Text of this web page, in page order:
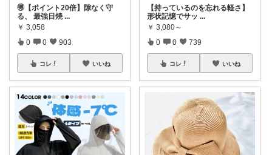
🉐【ポイント20倍】隙なく守
る、 最強日焼 ...
￥ 3,058
0 0 903
コレ いいね
【持っているのを忘れる軽さ】
形状記憶でサッ ...
￥ 3,080～
0 0 739
コレ いいね